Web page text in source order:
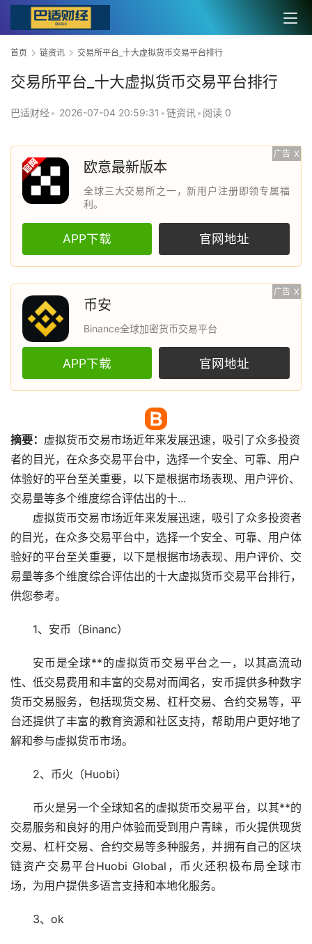
首页 链资讯 交易所平台_十大虚拟货币交易平台排行
交易所平台_十大虚拟货币交易平台排行
巴适财经• 2026-07-04 20:59:31 •链资讯 • 阅读 0
广告 X
欧意最新版本
全球三大交易所之一，新用户注册即领专属福
利。
APP下载 官网地址
广告 X
币安
Binance全球加密货币交易平台
APP下载 官网地址
摘要： 虚拟货币交易市场近年来发展迅速，吸引了众多投资
者的目光，在众多交易平台中，选择一个安全、可靠、用户
体验好的平台至关重要，以下是根据市场表现、用户评价、
交易量等多个维度综合评估出的十...
虚拟货币交易市场近年来发展迅速，吸引了众多投资者
的目光，在众多交易平台中，选择一个安全、可靠、用户体
验好的平台至关重要，以下是根据市场表现、用户评价、交
易量等多个维度综合评估出的十大虚拟货币交易平台排行，
供您参考。
1、安币（Binanc）
安币是全球**的虚拟货币交易平台之一，以其高流动
性、低交易费用和丰富的交易对而闻名，安币提供多种数字
货币交易服务，包括现货交易、杠杆交易、合约交易等，平
台还提供了丰富的教育资源和社区支持，帮助用户更好地了
解和参与虚拟货币市场。
2、币火（Huobi）
币火是另一个全球知名的虚拟货币交易平台，以其**的
交易服务和良好的用户体验而受到用户青睐，币火提供现货
交易、杠杆交易、合约交易等多种服务，并拥有自己的区块
链资产交易平台Huobi Global，币火还积极布局全球市
场，为用户提供多语言支持和本地化服务。
3、ok